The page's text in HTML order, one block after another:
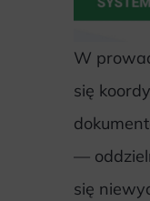
W
się
—
się